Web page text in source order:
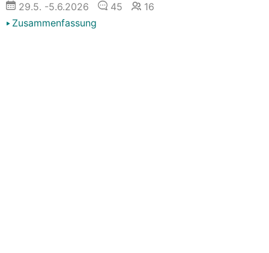
29.5. -5.6.2026 45
16
Zusammenfassung